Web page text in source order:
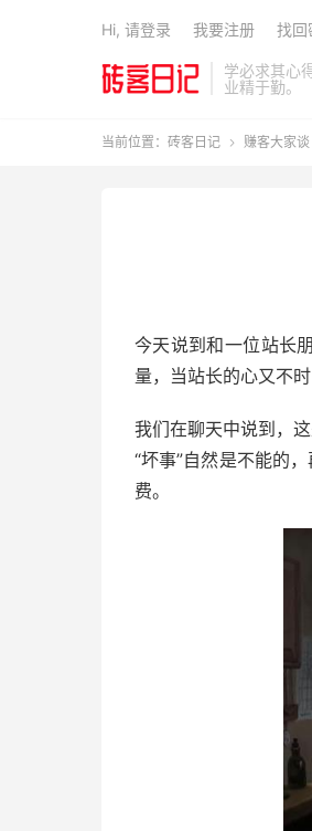
学必求其心得
业精于勤。
Hi, 请登录 我要注册 找回
当前位置： 砖客日记  赚客大家谈
今天说到和一位站长
量，当站长的心又不
我们在聊天中说到，
“坏事”自然是不能的
费。